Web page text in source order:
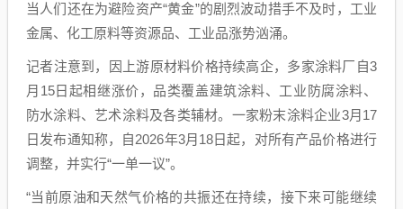
当人们还在为避险资产“黄金”的剧烈波动措手不及时，工业
金属、化工原料等资源品、工业品涨势汹涌。
记者注意到，因上游原材料价格持续高企，多家涂料厂自3
月15日起相继涨价，品类覆盖建筑涂料、工业防腐涂料、
防水涂料、艺术涂料及各类辅材。一家粉末涂料企业3月17
日发布通知称，自2026年3月18日起，对所有产品价格进行
调整，并实行“一单一议”。
“当前原油和天然气价格的共振还在持续，接下来可能继续